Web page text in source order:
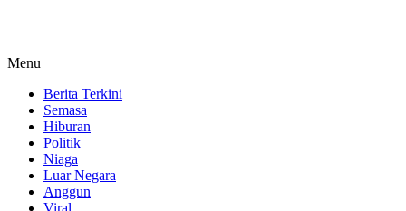
Menu
Berita Terkini
Semasa
Hiburan
Politik
Niaga
Luar Negara
Anggun
Viral